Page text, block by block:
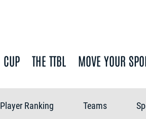
CUP THE TTBL MOVE YOUR
Player Ranking Teams